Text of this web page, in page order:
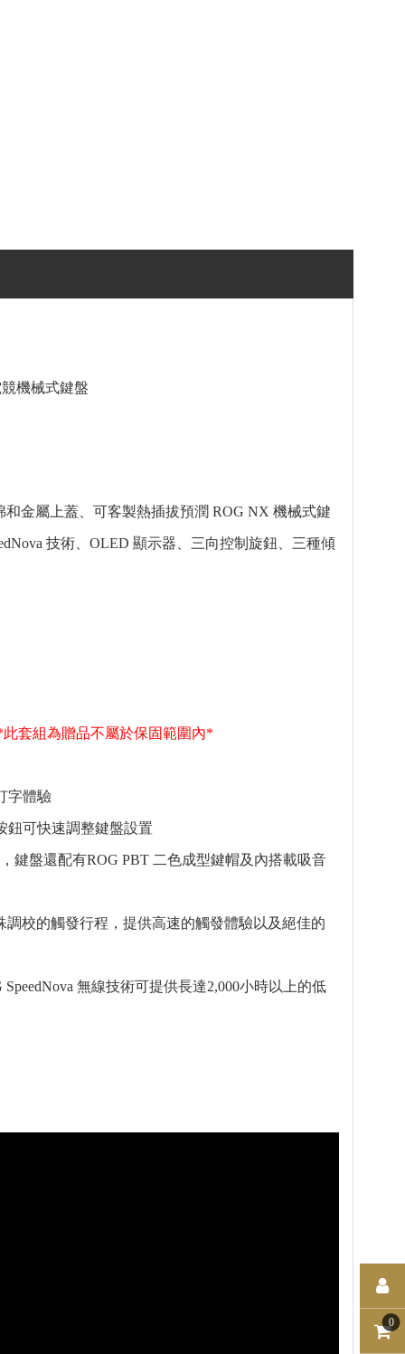
機械式鍵盤
和金屬上蓋、可客製熱插拔預潤 ROG NX 機械式鍵
技術、OLED 顯示器、三向控制旋鈕、三種傾
套組為贈品不屬於保固範圍內*
字體驗
鈕可快速調整鍵盤設置
鍵盤還配有ROG PBT 二色成型鍵帽及內搭載吸音
校的觸發行程，提供高速的觸發體驗以及絕佳的
無線技術可提供長達2,000小時以上的低
0